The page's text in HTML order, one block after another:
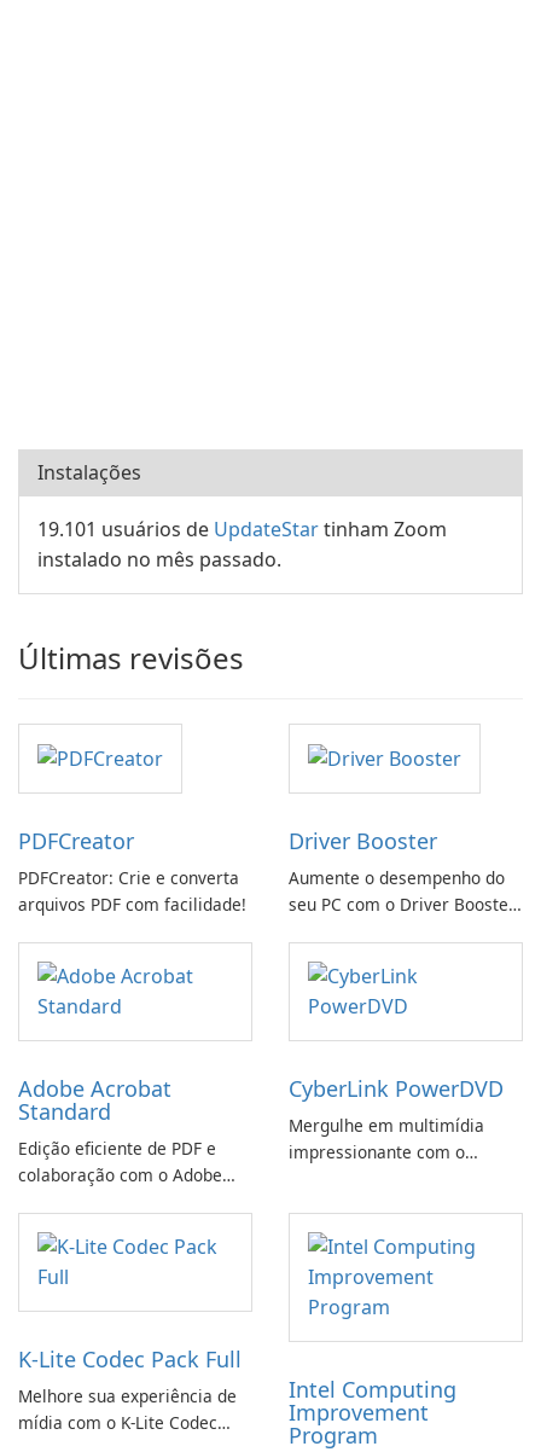
Instalações
19.101 usuários de UpdateStartinham Zoom
instalado no mês passado.
Últimas revisões
PDFCreator
PDFCreator: Crie e converta
arquivos PDF com facilidade!
Driver Booster
Aumente o desempenho do
seu PC com o Driver Booster
Adobe Acrobat
Standard
Edição eficiente de PDF e
colaboração com o Adobe
CyberLink PowerDVD
Mergulhe em multimídia
impressionante com o
K-Lite Codec Pack Full
Melhore sua experiência de
mídia com o K-Lite Codec
Intel Computing
Improvement
Program